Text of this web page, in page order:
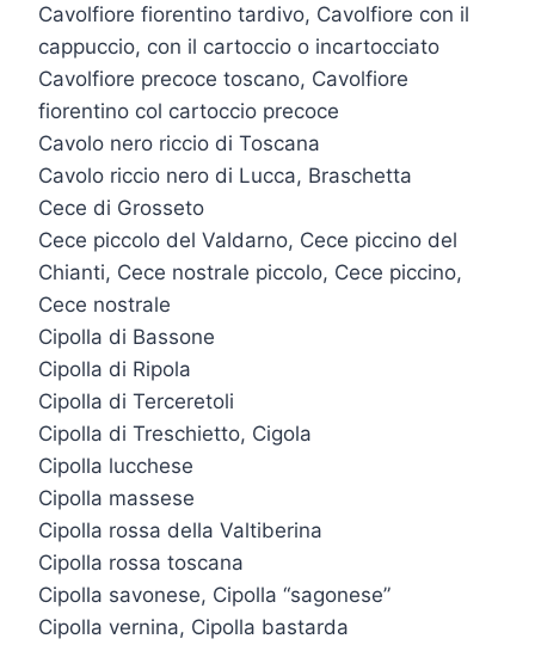
Cavolfiore fiorentino tardivo, Cavolfiore con il
cappuccio, con il cartoccio o incartocciato
Cavolfiore precoce toscano, Cavolfiore
fiorentino col cartoccio precoce
Cavolo nero riccio di Toscana
Cavolo riccio nero di Lucca, Braschetta
Cece di Grosseto
Cece piccolo del Valdarno, Cece piccino del
Chianti, Cece nostrale piccolo, Cece piccino,
Cece nostrale
Cipolla di Bassone
Cipolla di Ripola
Cipolla di Terceretoli
Cipolla di Treschietto, Cigola
Cipolla lucchese
Cipolla massese
Cipolla rossa della Valtiberina
Cipolla rossa toscana
Cipolla savonese, Cipolla “sagonese”
Cipolla vernina, Cipolla bastarda